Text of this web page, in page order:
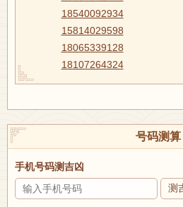
18540092934
15814029598
18065339128
18107264324
号码测算
手机号码测吉凶
测